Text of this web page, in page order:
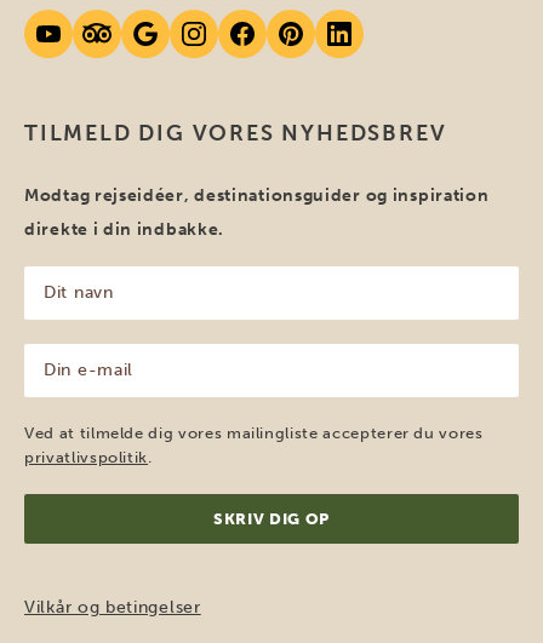
TILMELD DIG VORES NYHEDSBREV
Modtag rejseidéer, destinationsguider og inspiration
direkte i din indbakke.
navn
(Påkrævet)
mail
(Påkrævet)
Ved at tilmelde dig vores mailingliste accepterer du vores
privatlivspolitik
Vilkår og betingelser